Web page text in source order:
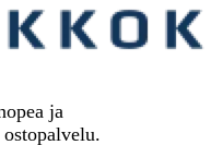
ja